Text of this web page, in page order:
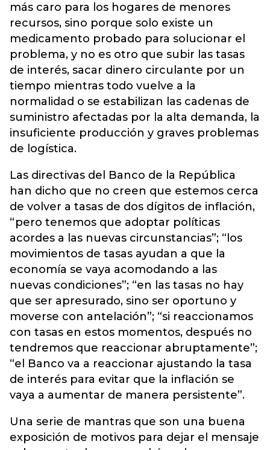
más caro para los hogares de menores
recursos, sino porque solo existe un
medicamento probado para solucionar el
problema, y no es otro que subir las tasas
de interés, sacar dinero circulante por un
tiempo mientras todo vuelve a la
normalidad o se estabilizan las cadenas de
suministro afectadas por la alta demanda, la
insuficiente producción y graves problemas
de logística.
Las directivas del Banco de la República
han dicho que no creen que estemos cerca
de volver a tasas de dos dígitos de inflación,
“pero tenemos que adoptar políticas
acordes a las nuevas circunstancias”; “los
movimientos de tasas ayudan a que la
economía se vaya acomodando a las
nuevas condiciones”; “en las tasas no hay
que ser apresurado, sino ser oportuno y
moverse con antelación”; “si reaccionamos
con tasas en estos momentos, después no
tendremos que reaccionar abruptamente”;
“el Banco va a reaccionar ajustando la tasa
de interés para evitar que la inflación se
vaya a aumentar de manera persistente”.
Una serie de mantras que son una buena
exposición de motivos para dejar el mensaje